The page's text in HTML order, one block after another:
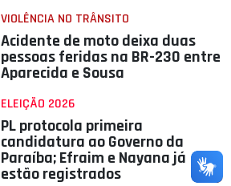
VIOLÊNCIA NO TRÂNSITO
Acidente de moto deixa duas
pessoas feridas na BR-230 entre
Aparecida e Sousa
ELEIÇÃO 2026
PL protocola primeira
candidatura ao Governo da
Paraíba; Efraim e Nayana já
estão registrados